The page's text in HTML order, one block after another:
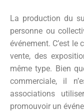
La production du
personne ou
événement. C’est le
vente, des
même type. Bien
commerciale, il
associations
promouvoir un